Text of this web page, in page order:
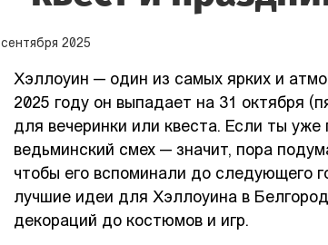
сентября 2025
Хэллоуин — один из самых ярких и
2025 году он выпадает на 31 октября
для вечеринки или квеста. Если ты
ведьминский смех — значит, пора
чтобы его вспоминали до следующего
лучшие идеи для Хэллоуина в
декораций до костюмов и игр.